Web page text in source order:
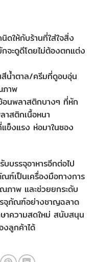
ดให้กับร้านที่ใส่ใจสิ่ง
จะดูดีโดยไม่ต้องตกแต่ง
สีน้ำตาล/ครีมที่ดูอบอุ่น
ภาพ
อนพลาสติกบางๆ ที่หัก
าสติกเนื้อหนา
ข็งแรง ห่อมาในซอง
บรรจุอาหารอีกต่อไป
ฑ์เป็นเครื่องมือทางการ
ภาพ และช่วยยกระดับ
จุภัณฑ์อย่างชาญฉลาด
าความสดใหม่ สนับสนุน
งลูกค้าได้